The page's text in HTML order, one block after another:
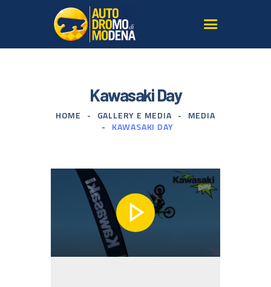
L’AUTODROMO
CORSI GUIDA SICURA
SERVIZI PER AGENZIE
GALLERY E MEDIA
ISCRIVITI ALLA
NEWSLETTER
CONTATTI
Kawasaki Day
HOME GALLERY E MEDIA
MEDIA
KAWASAKI DAY